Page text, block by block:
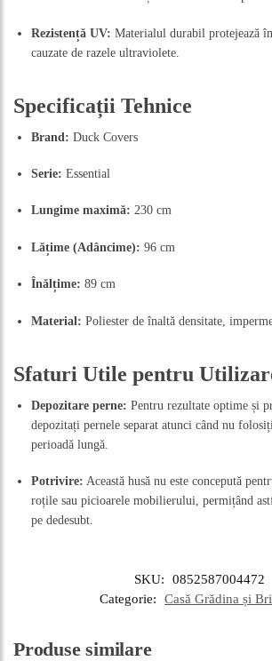
Rezistență UV: Materialul durabil protejează
cauzate de razele ultraviolete.
Specificații Tehnice
Brand: Duck Covers
Serie: Essential
Lungime maximă: 230 cm
Lățime (Adâncime): 96 cm
Înălțime: 89 cm
Material: Poliester de înaltă densitate,
Sfaturi Utile pentru
Depozitare perne: Pentru rezultate optime și
depozitați pernele separat atunci când nu
perioadă lungă.
Potrivire: Această husă nu este concepută
roțile sau picioarele mobilierului, permițând
pe dedesubt.
SKU:
0852587004472
Categorie:
Casă Grădina și
Produse similare